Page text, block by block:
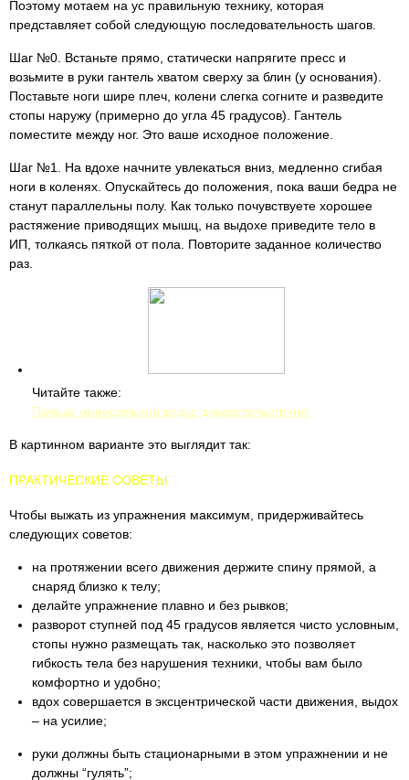
Поэтому мотаем на ус правильную технику, которая
представляет собой следующую последовательность шагов.
Шаг №0. Встаньте прямо, статически напрягите пресс и
возьмите в руки гантель хватом сверху за блин (у основания).
Поставьте ноги шире плеч, колени слегка согните и разведите
стопы наружу (примерно до угла 45 градусов). Гантель
поместите между ног. Это ваше исходное положение.
Шаг №1. На вдохе начните увлекаться вниз, медленно сгибая
ноги в коленях. Опускайтесь до положения, пока ваши бедра не
станут параллельны полу. Как только почувствуете хорошее
растяжение приводящих мышц, на выдохе приведите тело в
ИП, толкаясь пяткой от пола. Повторите заданное количество
раз.
Читайте также:
Польза минеральной воды: доказательств нет
В картинном варианте это выглядит так:
ПРАКТИЧЕСКИЕ СОВЕТЫ
Чтобы выжать из упражнения максимум, придерживайтесь
следующих советов:
на протяжении всего движения держите спину прямой, а
снаряд близко к телу;
делайте упражнение плавно и без рывков;
разворот ступней под 45 градусов является чисто условным,
стопы нужно размещать так, насколько это позволяет
гибкость тела без нарушения техники, чтобы вам было
комфортно и удобно;
вдох совершается в эксцентрической части движения, выдох
– на усилие;
руки должны быть стационарными в этом упражнении и не
должны “гулять”;